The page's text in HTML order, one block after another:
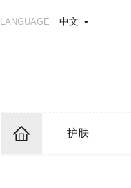
LANGUAGE 中文
护肤